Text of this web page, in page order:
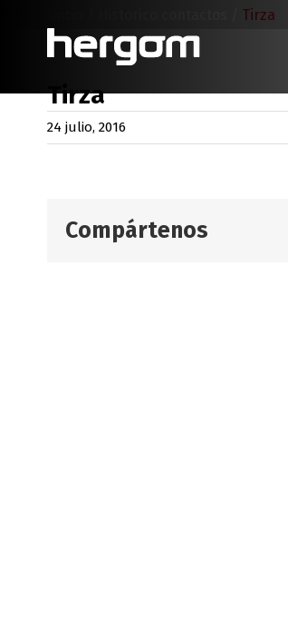
contenido
Tirza
Tirza
24 julio, 2016
Compártenos